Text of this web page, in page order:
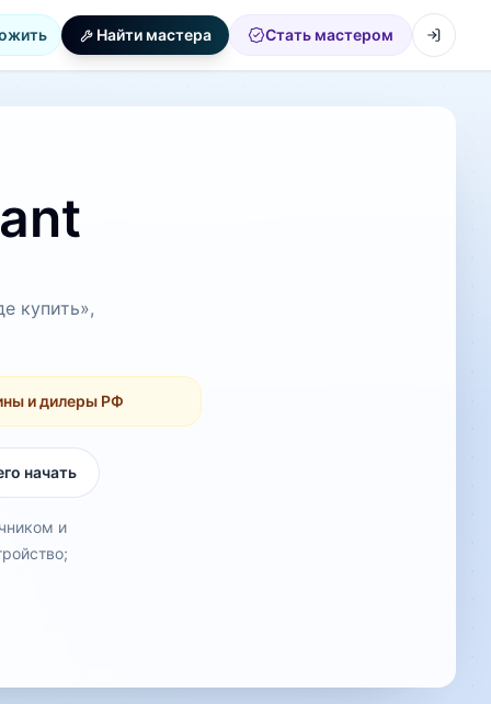
Найти мастера Стать мастером
купить»,
и дилеры РФ
начать
и